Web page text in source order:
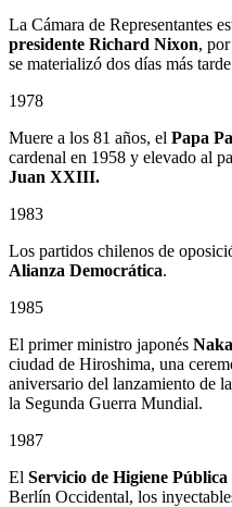
La Cámara de Representantes
presidente Richard Nixon,
se materializó dos días más
1978
Muere a los 81 años, el Papa
cardenal en 1958 y elevado al
Juan XXIII.
1983
Los partidos chilenos de
Alianza Democrática.
1985
El primer ministro japonés
ciudad de Hiroshima, una
aniversario del lanzamiento de
la Segunda Guerra Mundial.
1987
El Servicio de Higiene Pública
Berlín Occidental, los